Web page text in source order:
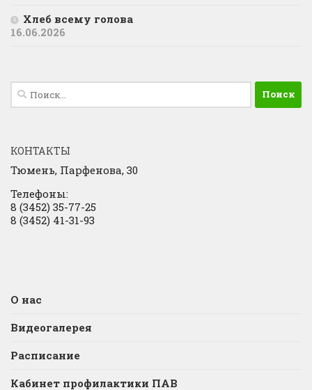
Хлеб всему голова
16.06.2026
Найти:
КОНТАКТЫ
Тюмень, Парфенова, 30
Телефоны:
8 (3452) 35-77-25
8 (3452) 41-31-93
О нас
Видеогалерея
Расписание
Кабинет профилактики ПАВ